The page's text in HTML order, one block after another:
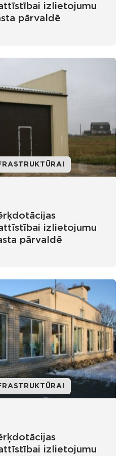
izlietojumu
pārvaldē
izlietojumu
pārvaldē
izlietojumu